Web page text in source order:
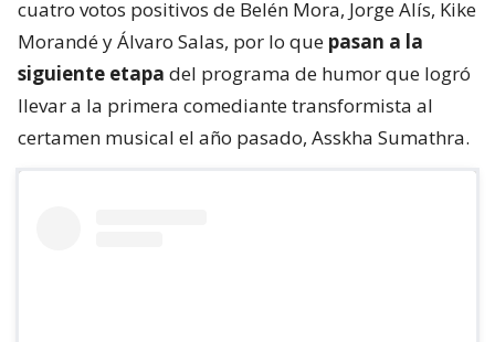
cuatro votos positivos de Belén Mora, Jorge Alís, Kike
Morandé y Álvaro Salas, por lo que pasan a la
siguiente etapa del programa de humor que logró
llevar a la primera comediante transformista al
certamen musical el año pasado, Asskha Sumathra.